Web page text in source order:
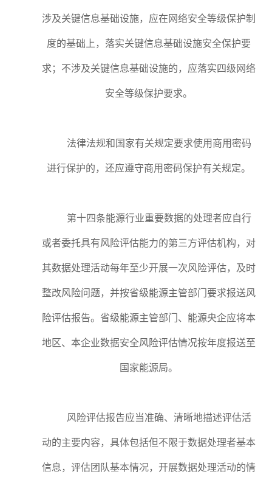
涉及关键信息基础设施，应在网络安全等级保护制
度的基础上，落实关键信息基础设施安全保护要
求；不涉及关键信息基础设施的，应落实四级网络
安全等级保护要求。
法律法规和国家有关规定要求使用商用密码
进行保护的，还应遵守商用密码保护有关规定。
第十四条能源行业重要数据的处理者应自行
或者委托具有风险评估能力的第三方评估机构，对
其数据处理活动每年至少开展一次风险评估，及时
整改风险问题，并按省级能源主管部门要求报送风
险评估报告。省级能源主管部门、能源央企应将本
地区、本企业数据安全风险评估情况按年度报送至
国家能源局。
风险评估报告应当准确、清晰地描述评估活
动的主要内容，具体包括但不限于数据处理者基本
信息，评估团队基本情况，开展数据处理活动的情